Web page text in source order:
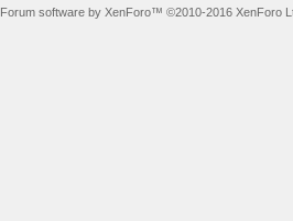
Forum software by XenForo™ ©2010-2016 XenForo